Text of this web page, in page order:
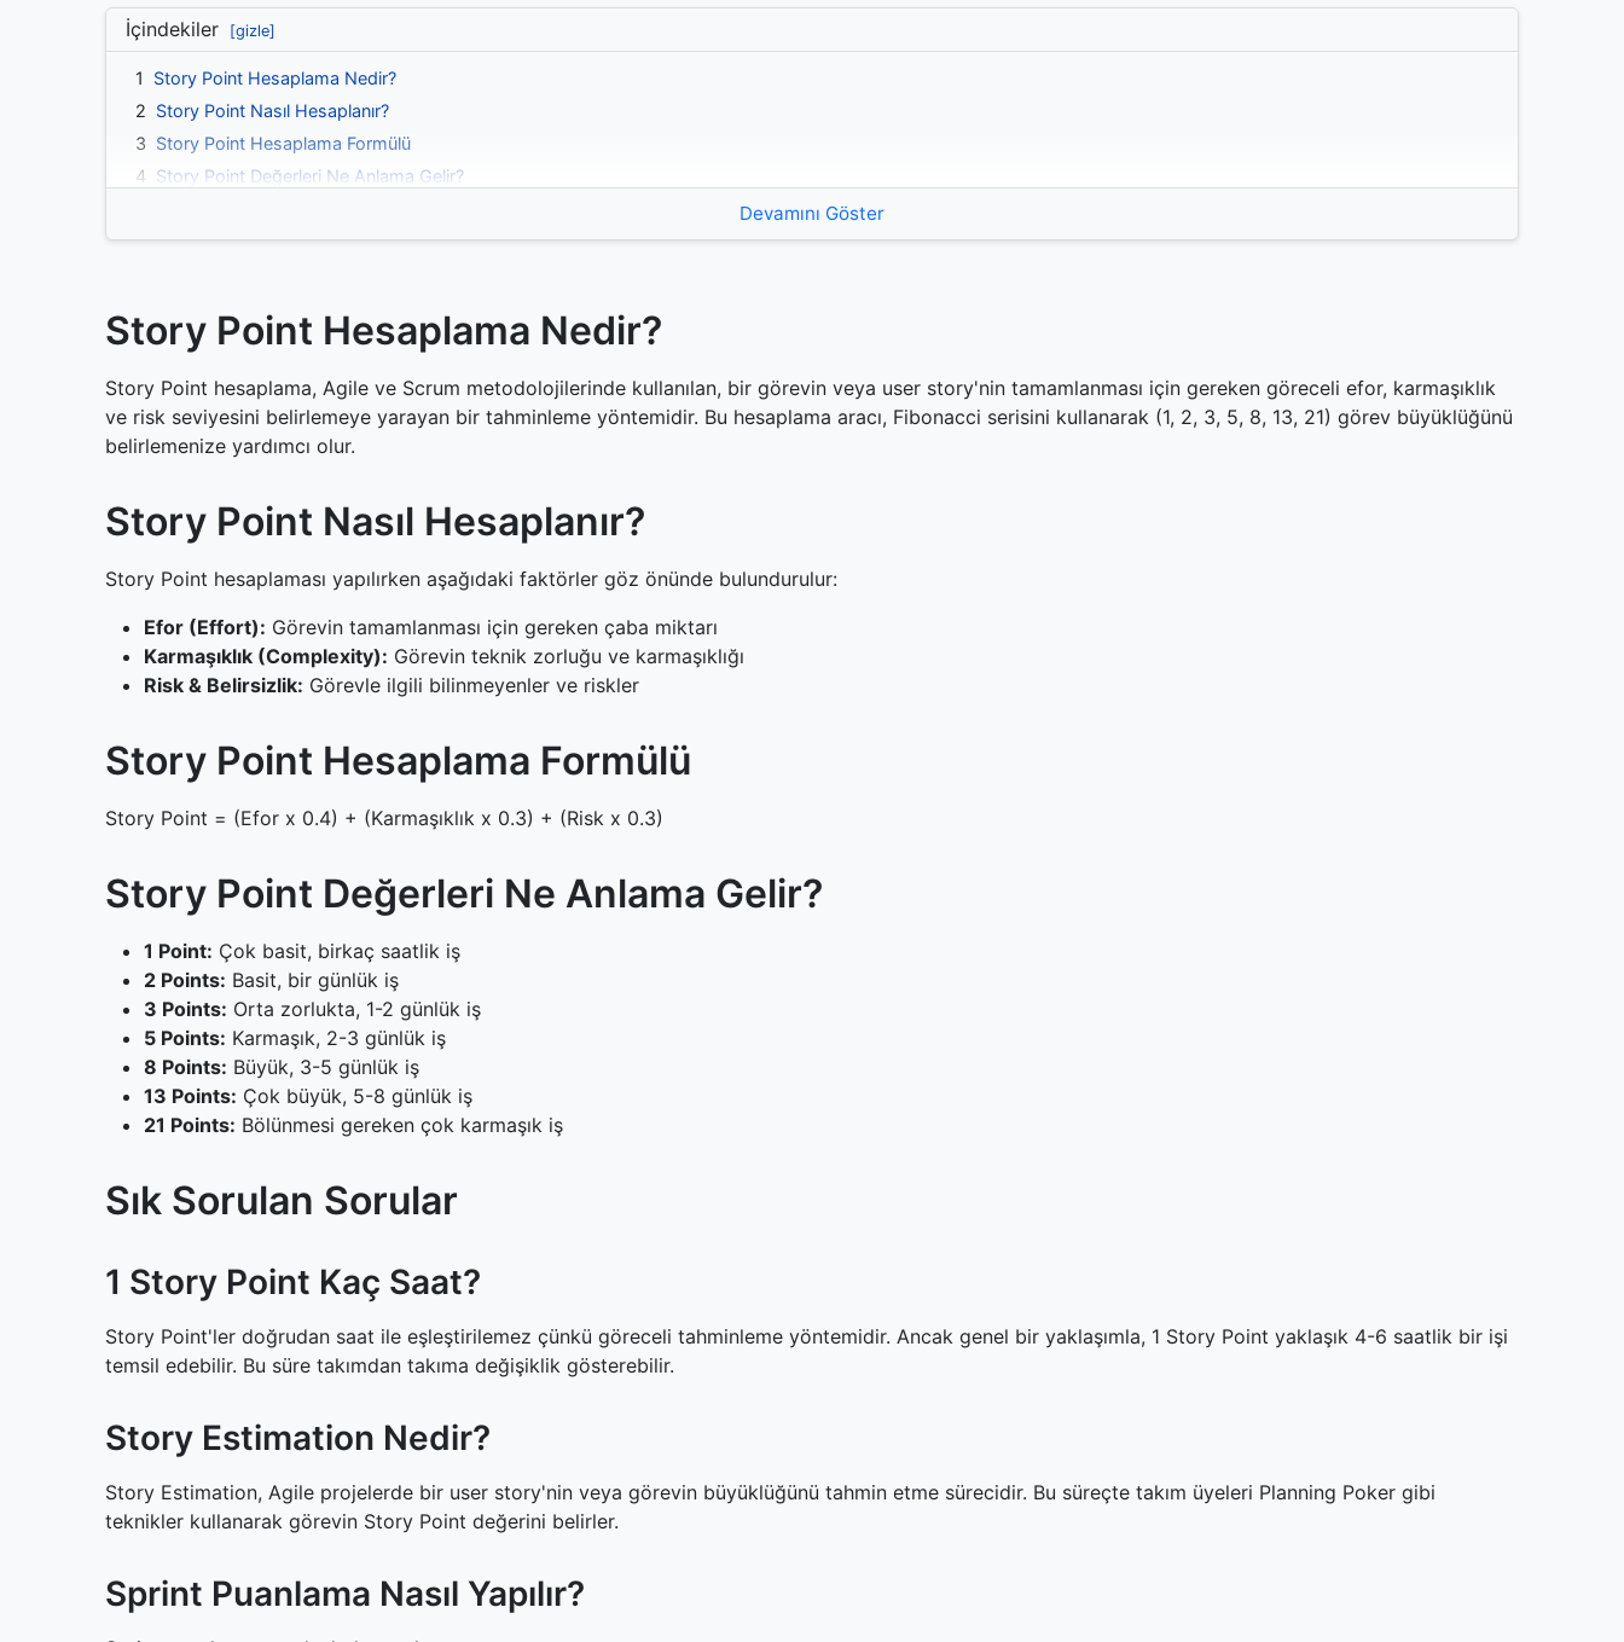
İçindekiler [gizle]
1
Story Point Hesaplama Nedir?
2 Story Point Nasıl Hesaplanır?
3 Story Point Hesaplama Formülü
4 Story Point Değerleri Ne Anlama Gelir?
5.1 1 Story Point Kaç Saat?
5.4 SP Nedir Agile?
6
Story Point Fibonacci Kullanımı
7
Story Point Calculator Kullanımı
Sprint İş Yükü Hesaplama
10 Agile Görev Analizi
Scrum Tahminleme Teknikleri
Devamını Göster
Story Point Hesaplama Nedir?
Story Point hesaplama, Agile ve Scrum metodolojilerinde kullanılan, bir görevin veya user story'nin tamamlanması için gereken göreceli efor, karmaşıklık
ve risk seviyesini belirlemeye yarayan bir tahminleme yöntemidir. Bu hesaplama aracı, Fibonacci serisini kullanarak (1, 2, 3, 5, 8, 13, 21) görev büyüklüğünü
belirlemenize yardımcı olur.
Story Point Nasıl Hesaplanır?
Story Point hesaplaması yapılırken aşağıdaki faktörler göz önünde bulundurulur:
Efor (Effort): Görevin tamamlanması için gereken çaba miktarı
Karmaşıklık (Complexity): Görevin teknik zorluğu ve karmaşıklığı
Risk & Belirsizlik: Görevle ilgili bilinmeyenler ve riskler
Story Point Hesaplama Formülü
Story Point = (Efor x 0.4) + (Karmaşıklık x 0.3) + (Risk x 0.3)
Story Point Değerleri Ne Anlama Gelir?
1 Point: Çok basit, birkaç saatlik iş
2 Points: Basit, bir günlük iş
3 Points: Orta zorlukta, 1-2 günlük iş
5 Points: Karmaşık, 2-3 günlük iş
8 Points: Büyük, 3-5 günlük iş
13 Points: Çok büyük, 5-8 günlük iş
21 Points: Bölünmesi gereken çok karmaşık iş
Sık Sorulan Sorular
1 Story Point Kaç Saat?
Story Point'ler doğrudan saat ile eşleştirilemez çünkü göreceli tahminleme yöntemidir. Ancak genel bir yaklaşımla, 1 Story Point yaklaşık 4-6 saatlik bir işi
temsil edebilir. Bu süre takımdan takıma değişiklik gösterebilir.
Story Estimation Nedir?
Story Estimation, Agile projelerde bir user story'nin veya görevin büyüklüğünü tahmin etme sürecidir. Bu süreçte takım üyeleri Planning Poker gibi
teknikler kullanarak görevin Story Point değerini belirler.
Sprint Puanlama Nasıl Yapılır?